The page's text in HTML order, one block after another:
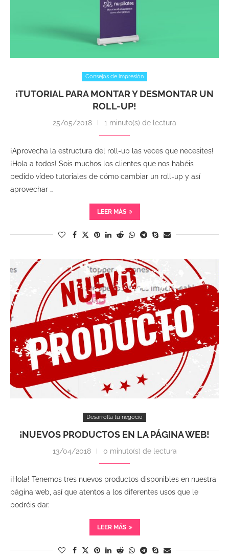
Consejos de impresión
¡TUTORIAL PARA MONTAR Y DESMONTAR UN
ROLL-UP!
25/05/2018 1 minuto(s) de lectura
¡Aprovecha la estructura del roll-up las veces que necesites!
¡Hola a todos! Sois muchos los clientes que nos habéis
pedido vídeo tutoriales de cómo cambiar un roll-up y así
aprovechar …
LEER MÁS
Desarrolla tu negocio
¡NUEVOS PRODUCTOS EN LA PÁGINA WEB!
13/04/2018 0 minuto(s) de lectura
¡Hola! Tenemos tres nuevos productos disponibles en nuestra
página web, así que atentos a los diferentes usos que le
podréis dar.
LEER MÁS